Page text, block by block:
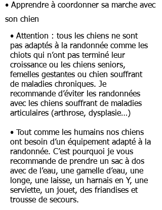
• Apprendre à coordonner sa marche avec
son chien
• Attention : tous les chiens ne sont
pas adaptés à la randonnée comme les
chiots qui n’ont pas terminé leur
croissance ou les chiens seniors,
femelles gestantes ou chien souffrant
de maladies chroniques. Je
recommande d’éviter les randonnées
avec les chiens souffrant de maladies
articulaires (arthrose, dysplasie…)
• Tout comme les humains nos chiens
ont besoin d’un équipement adapté à la
randonnée. C’est pourquoi je vous
recommande de prendre un sac à dos
avec de l’eau, une gamelle d’eau, une
longe, une laisse, un harnais en Y, une
serviette, un jouet, des friandises et
trousse de secours.